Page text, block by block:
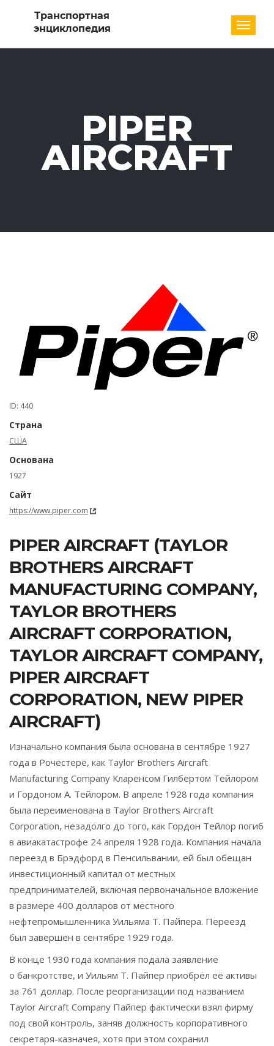
PIPER
AIRCRAFT
ID: 440
Страна
США
Основана
1927
Сайт
https://www.piper.com
PIPER AIRCRAFT (TAYLOR
BROTHERS AIRCRAFT
MANUFACTURING COMPANY,
TAYLOR BROTHERS
AIRCRAFT CORPORATION,
TAYLOR AIRCRAFT COMPANY,
PIPER AIRCRAFT
CORPORATION, NEW PIPER
AIRCRAFT)
Изначально компания была основана в сентябре 1927
года в Рочестере, как Taylor Brothers Aircraft
Manufacturing Company Кларенсом Гилбертом Тейлором
и Гордоном А. Тейлором. В апреле 1928 года компания
была переименована в Taylor Brothers Aircraft
Corporation, незадолго до того, как Гордон Тейлор погиб
в авиакатастрофе 24 апреля 1928 года. Компания начала
переезд в Брэдфорд в Пенсильвании, ей был обещан
инвестиционный капитал от местных
предпринимателей, включая первоначальное вложение
в размере 400 долларов от местного
нефтепромышленника Уильяма Т. Пайпера. Переезд
был завершён в сентябре 1929 года.
В конце 1930 года компания подала заявление
о банкротстве, и Уильям Т. Пайпер приобрёл её активы
за 761 доллар. После реорганизации под названием
Taylor Aircraft Company Пайпер фактически взял фирму
под свой контроль, заняв должность корпоративного
секретаря-казначея, хотя при этом сохранил